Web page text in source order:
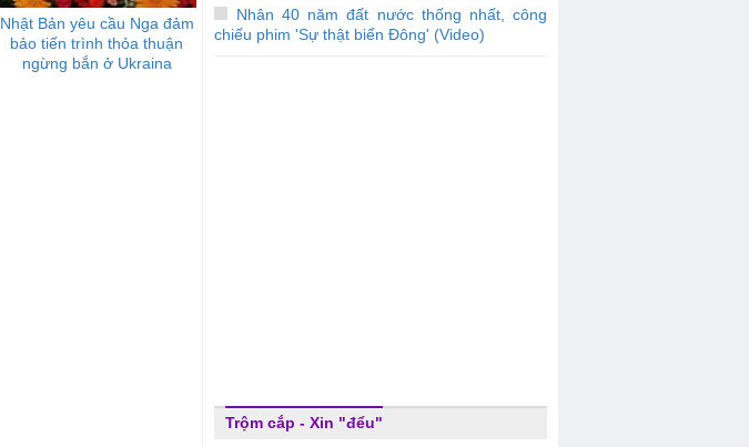
Nhật Bản yêu cầu Nga đảm
bảo tiến trình thỏa thuận
ngừng bắn ở Ukraina
Nhân 40 năm đất nước thống nhất, công
chiếu phim 'Sự thật biển Đông' (Video)
Trộm cắp - Xin "đểu"